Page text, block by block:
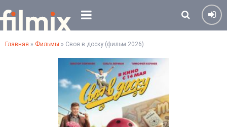
Главная » Фильмы » Своя в доску (фильм 2026)